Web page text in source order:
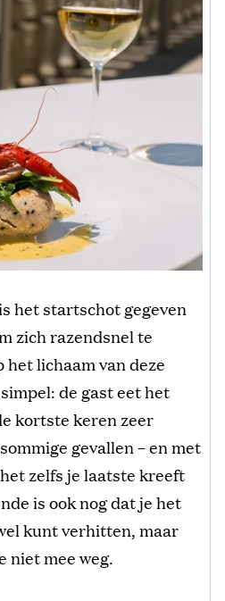
het startschot gegeven
zich razendsnel te
lichaam van deze
de gast eet het
kortste keren zeer
gevallen – en met
zelfs je laatste kreeft
is ook nog dat je het
kunt verhitten, maar
niet mee weg.